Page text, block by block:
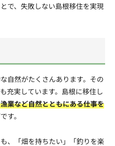
で、失敗しない島根移住を実現
自然がたくさんあります。その
充実しています。島根に移住し
業など自然とともにある仕事を
す。
、「畑を持ちたい」「釣りを楽